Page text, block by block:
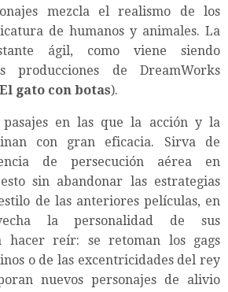
mezcla el realismo de los
de humanos y animales. La
ágil, como viene siendo
producciones de DreamWorks
El gato con botas).
pasajes en las que la acción y la
con gran eficacia. Sirva de
de persecución aérea en
sin abandonar las estrategias
de las anteriores películas, en
la personalidad de sus
hacer reír: se retoman los gags
o de las excentricidades del rey
nuevos personajes de alivio